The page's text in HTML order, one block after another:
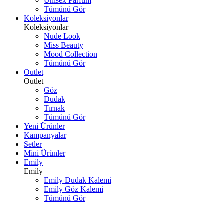
Tümünü Gör
Koleksiyonlar
Koleksiyonlar
Nude Look
Miss Beauty
Mood Collection
Tümünü Gör
Outlet
Outlet
Göz
Dudak
Tırnak
Tümünü Gör
Yeni Ürünler
Kampanyalar
Setler
Mini Ürünler
Emily
Emily
Emily Dudak Kalemi
Emily Göz Kalemi
Tümünü Gör